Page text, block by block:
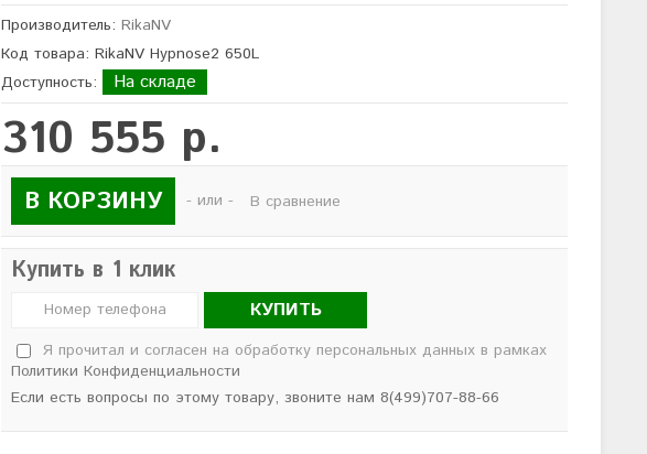
Производитель:RikaNV
Код товара: RikaNV Hypnose2 650L
Доступность:
На складе
310 555 р.
В КОРЗИНУ - или - В сравнение
Купить в 1 клик
КУПИТЬ
Я прочитал и согласен на обработку персональных данных в рамках
Политики Конфиденциальности
Если есть вопросы по этому товару, звоните нам 8(499)707-88-66